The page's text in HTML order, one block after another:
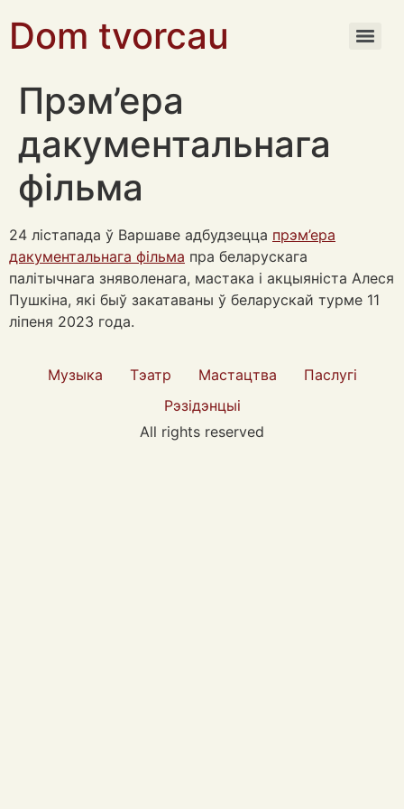
Dom tvorcau
Прэм’ера
дакументальнага
фільма
24 лістапада ў Варшаве адбудзецца прэм’ера
дакументальнага фільма пра беларускага
палітычнага зняволенага, мастака і акцыяніста Алеся
Пушкіна, які быў закатаваны ў беларускай турме 11
ліпеня 2023 года.
Музыка Тэатр Мастацтва
Паслугі
Рэзідэнцыі
All rights reserved